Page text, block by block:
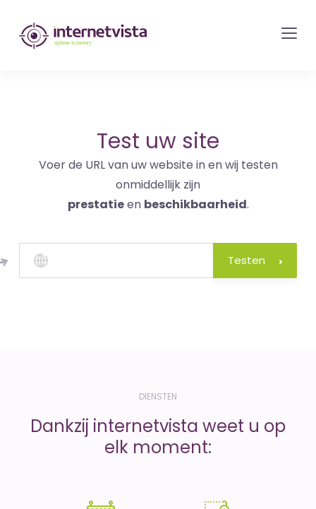
internetvista
monitoring
en
internetdiensten
Uptime
is
money
Test uw site
Voer de URL van uw website in en wij testen
onmiddellijk zijn
prestatieen beschikbaarheid.
Testen
DIENSTEN
Dankzij internetvista weet u op
elk moment: